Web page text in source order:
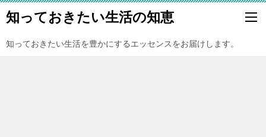
知っておきたい生活の知恵
知っておきたい生活を豊かにするエッセンスをお届けします。